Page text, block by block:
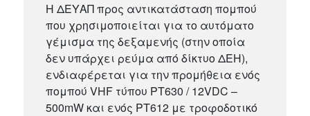
Η ΔΕΥΑΠ προς αντικατάσταση πομπού
που χρησιμοποιείται για το αυτόματο
γέμισμα της δεξαμενής (στην οποία
δεν υπάρχει ρεύμα από δίκτυο ΔΕΗ),
ενδιαφέρεται για την προμήθεια ενός
πομπού VHF τύπου PT630 / 12VDC –
500mW και ενός PT612 με τροφοδοτικό